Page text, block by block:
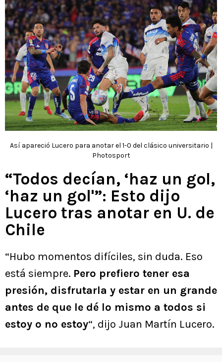
Así apareció Lucero para anotar el 1-0 del clásico universitario |
Photosport
“Todos decían, ‘haz un gol,
‘haz un gol'”: Esto dijo
Lucero tras anotar en U. de
Chile
“Hubo momentos difíciles, sin duda. Eso
está siempre. Pero prefiero tener esa
presión, disfrutarla y estar en un grande
antes de que le dé lo mismo a todos si
estoy o no estoy“, dijo Juan Martín Lucero.